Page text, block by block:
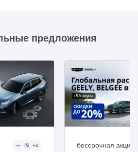
предложения
+4 бессрочная акция